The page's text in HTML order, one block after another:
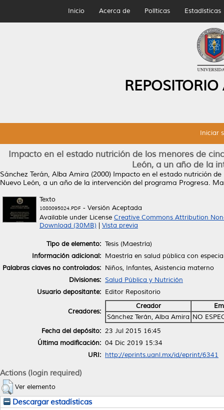
Inicio Acerca de Políticas Estadísticas
Iniciar
Impacto en el estado nutrición de los menores de
León, a un año de la
Sánchez Terán, Alba Amira (2000) Impacto en el estado nutrición
Nuevo León, a un año de la intervención del programa Progresa.
Texto
1080095024.PDF - Versión Aceptada
Available under License Creative Commons Attribution
Download (30MB)
Vista previa
Tipo de elemento: Tesis (Maestría)
Información adicional: Maestría en salud pública con
Palabras claves no controlados: Niños, Infantes, Asistencia materno
Divisiones: Salud Pública y Nutrición
Usuario depositante: Editor Repositorio
Creadores:
Creador
Sánchez Terán, Alba Amira NO
Fecha del depósito: 23 Jul 2015 16:45
Última modificación: 04 Dic 2019 15:34
URI: http://eprints.uanl.mx/id/eprint/6341
Actions (login required)
Ver elemento
Descargar estadísticas